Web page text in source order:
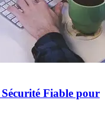
Fiable pour